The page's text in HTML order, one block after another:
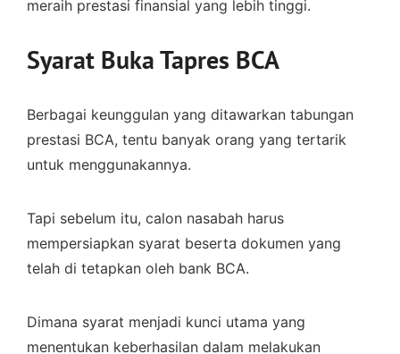
meraih prestasi finansial yang lebih tinggi.
Syarat Buka Tapres BCA
Berbagai keunggulan yang ditawarkan tabungan
prestasi BCA, tentu banyak orang yang tertarik
untuk menggunakannya.
Tapi sebelum itu, calon nasabah harus
mempersiapkan syarat beserta dokumen yang
telah di tetapkan oleh bank BCA.
Dimana syarat menjadi kunci utama yang
menentukan keberhasilan dalam melakukan